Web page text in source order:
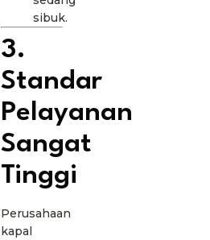
sibuk.
3.
Standar
Pelayanan
Sangat
Tinggi
Perusahaan
kapal